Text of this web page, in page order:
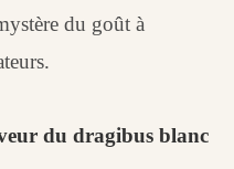
du goût à
du dragibus blanc